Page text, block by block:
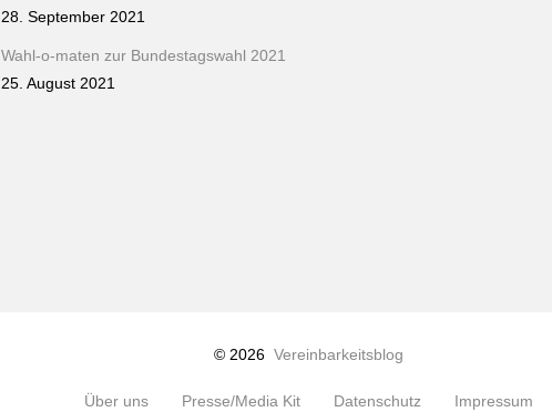
28. September 2021
Wahl-o-maten zur Bundestagswahl 2021
25. August 2021
© 2026 Vereinbarkeitsblog
Über uns Presse/Media Kit Datenschutz Impressum